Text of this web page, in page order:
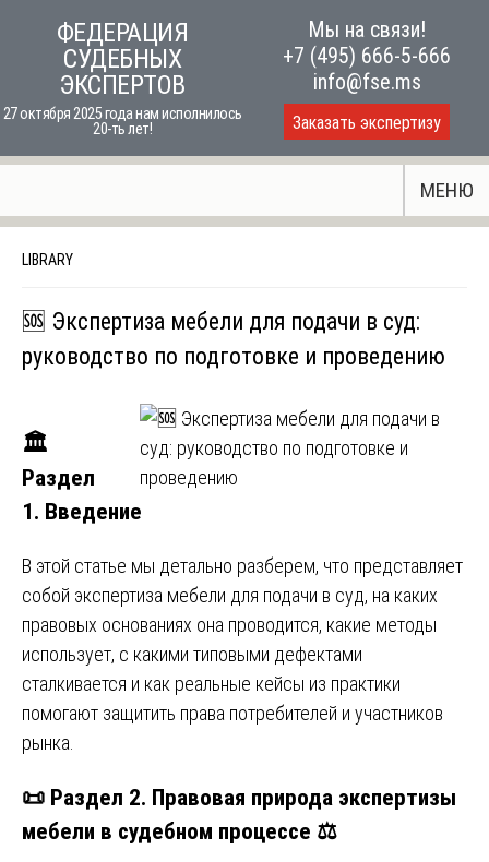
ФЕДЕРАЦИЯ
СУДЕБНЫХ
ЭКСПЕРТОВ
27 октября 2025 года нам исполнилось
20-ть лет!
Мы на связи!
+7 (495) 666-5-666
info@fse.ms
Заказать экспертизу
МЕНЮ
LIBRARY
🆘 Экспертиза мебели для подачи в суд:
руководство по подготовке и проведению
🏛️
Раздел
1. Введение
В этой статье мы детально разберем, что представляет
собой экспертиза мебели для подачи в суд, на каких
правовых основаниях она проводится, какие методы
использует, с какими типовыми дефектами
сталкивается и как реальные кейсы из практики
помогают защитить права потребителей и участников
рынка.
📜 Раздел 2. Правовая природа экспертизы
мебели в судебном процессе ⚖️